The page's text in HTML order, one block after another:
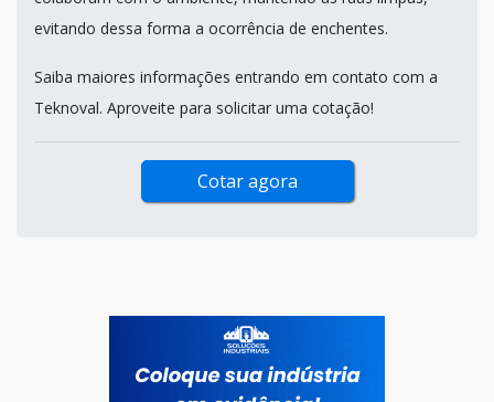
LIXEIRAS PARA RUAS
CAMPO - SP
As lixeiras para ruas podem ser fabricadas em diferentes
modelos e capacidades, de acordo com o projeto
apresentado pelo cliente. Além disso, essas lixeiras ainda
colaboram com o ambiente, mantendo as ruas limpas,
Teknoval. Aproveite para solicitar uma cotação!
Cotar agora